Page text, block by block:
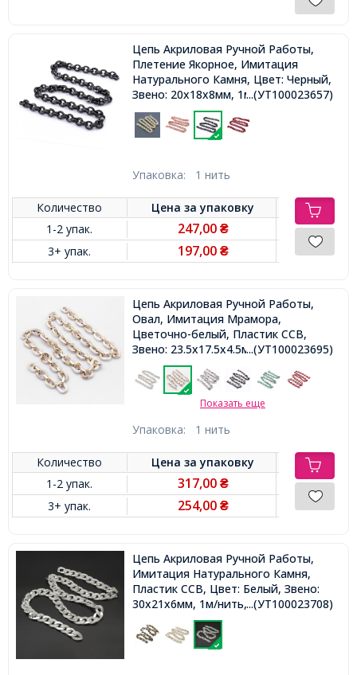
Цепь Акриловая Ручной Работы,
Плетение Якорное, Имитация
Натурального Камня, Цвет: Черный,
Звено: 20x18x8мм, 1м/нить,...(УТ100023657)
Упаковка: 1 нить
Количество Цена заупаковку
1-2 упак.
247,00 ₴
3+ упак. 197,00 ₴
Цепь Акриловая Ручной Работы,
Овал, Имитация Мрамора,
Цветочно-белый, Пластик CCB,
Звено: 23.5x17.5x4.5мм и
18.5x11.5x4.5мм, 1м/нить
...(УТ100023695)
Показать еще
Упаковка: 1 нить
Количество Цена заупаковку
1-2 упак.
317,00 ₴
3+ упак. 254,00 ₴
Цепь Акриловая Ручной Работы,
Имитация Натурального Камня,
Пластик CCB, Цвет: Белый, Звено:
30x21x6мм, 1м/нить,...(УТ100023708)